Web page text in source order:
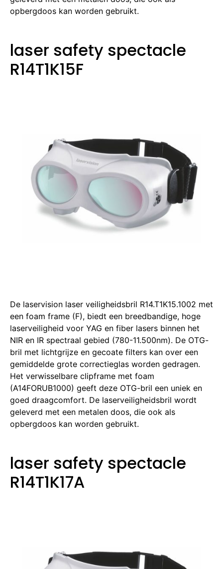
opbergdoos kan worden gebruikt.
laser safety spectacle
R14T1K15F
De laservision laser veiligheidsbril R14.T1K15.1002 met
een foam frame (F), biedt een breedbandige, hoge
laserveiligheid voor YAG en fiber lasers binnen het
NIR en IR spectraal gebied (780-11.500nm). De OTG-
bril met lichtgrijze en gecoate filters kan over een
gemiddelde grote correctieglas worden gedragen.
Het verwisselbare clipframe met foam
(A14FORUB1000) geeft deze OTG-bril een uniek en
goed draagcomfort. De laserveiligheidsbril wordt
geleverd met een metalen doos, die ook als
opbergdoos kan worden gebruikt.
laser safety spectacle
R14T1K17A